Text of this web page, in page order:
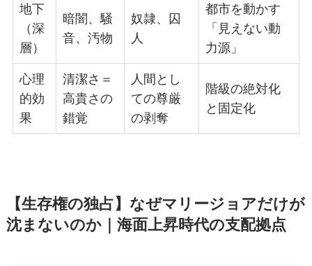
地下
（深
層）
暗闇、騒
音、汚物
奴隷、囚
人
都市を動かす
「見えない動
力源」
心理
的効
果
清潔さ＝
高貴さの
錯覚
人間とし
ての尊厳
の剥奪
階級の絶対化
と固定化
【生存権の独占】なぜマリージョアだけが
沈まないのか｜海面上昇時代の支配拠点